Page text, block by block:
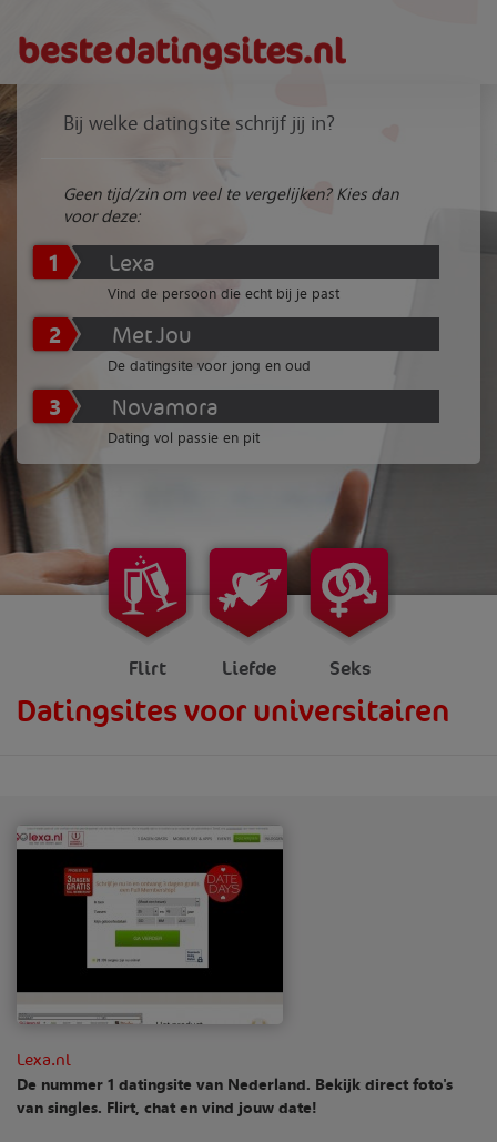
Bij welke datingsite schrijf jij in?
Geen tijd/zin om veel te vergelijken? Kies dan
voor deze:
1 Lexa
Vind de persoon die echt bij je past
2 Met Jou
De datingsite voor jong en oud
3 Novamora
Dating vol passie en pit
Flirt Liefde Seks
Datingsites voor universitairen
Lexa.nl
De nummer 1 datingsite van Nederland. Bekijk direct foto's
van singles. Flirt, chat en vind jouw date!